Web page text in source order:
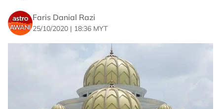
Faris Danial Razi
25/10/2020 | 18:36 MYT